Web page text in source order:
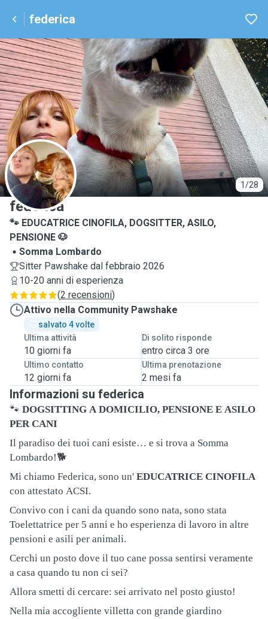
federica
1/28
F
federica
🐾 EDUCATRICE CINOFILA, DOGSITTER, ASILO,
PENSIONE 🐶
Somma Lombardo
Sitter Pawshake dal febbraio 2026
10-20 anni di esperienza
(2 recensioni)
Attivo nella Community Pawshake
salvato 4 volte
Ultima attività
10 giorni fa
Di solito risponde
entro circa 3 ore
Ultimo contatto
12 giorni fa
Ultima prenotazione
2 mesi fa
Informazioni su federica
🐾 DOGSITTING A DOMICILIO, PENSIONE E ASILO
PER CANI
Il paradiso dei tuoi cani esiste… e si trova a Somma
Lombardo!🐕
Mi chiamo Federica, sono un' EDUCATRICE CINOFILA
con attestato ACSI.
Convivo con i cani da quando sono nata, sono stata
Toelettatrice per 5 anni e ho esperienza di lavoro in altre
pensioni e asili per animali.
Cerchi un posto dove il tuo cane possa sentirsi veramente
a casa quando tu non ci sei?
Allora smetti di cercare: sei arrivato nel posto giusto!
Nella mia accogliente villetta con grande giardino